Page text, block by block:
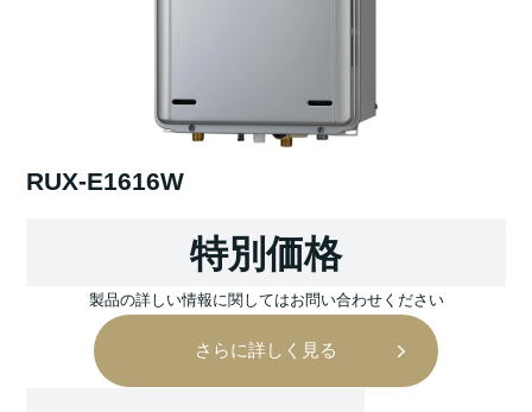
RUX-E1616W
特別価格
製品の詳しい情報に関してはお問い合わせください
さらに詳しく見る